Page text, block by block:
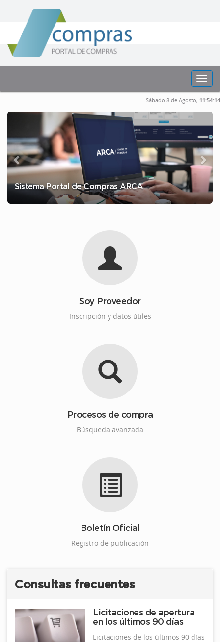
Sábado 8 de Agosto, 11:54:14
Sistema Portal de Compras ARCA
Soy Proveedor
Inscripción y datos útiles
Procesos de compra
Búsqueda avanzada
Boletín Oficial
Registro de publicación
Consultas frecuentes
Licitaciones de apertura
en los últimos 90 días
Licitaciones de los últimos 90 días